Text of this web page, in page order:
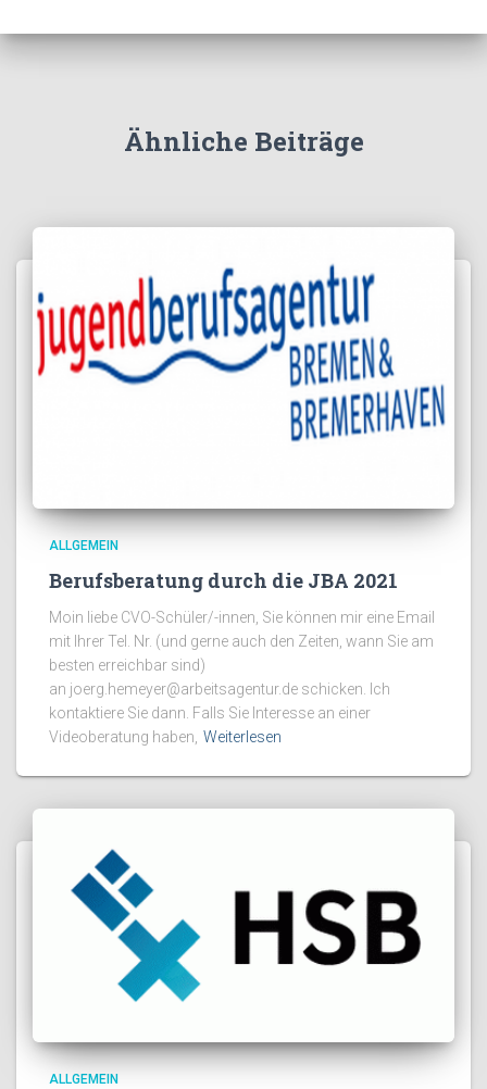
Ähnliche Beiträge
ALLGEMEIN
Berufsberatung durch die JBA 2021
Moin liebe CVO-Schüler/-innen, Sie können mir eine Email
mit Ihrer Tel. Nr. (und gerne auch den Zeiten, wann Sie am
besten erreichbar sind)
an joerg.hemeyer@arbeitsagentur.de schicken. Ich
kontaktiere Sie dann. Falls Sie Interesse an einer
Videoberatung haben, Weiterlesen
ALLGEMEIN